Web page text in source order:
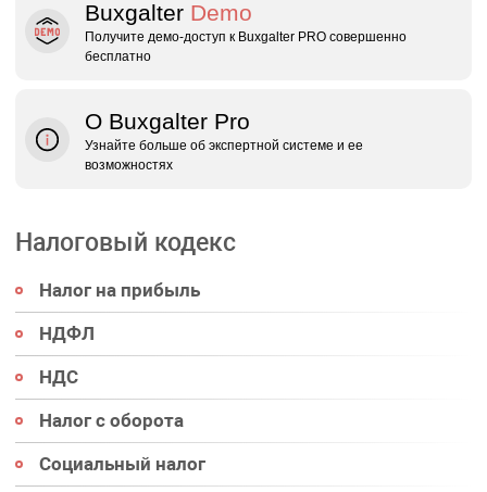
Buxgalter Demo
Получите демо‑доступ к Buxgalter PRO совершенно
бесплатно
О Buxgalter Pro
Узнайте больше об экспертной системе и ее
возможностях
Налоговый кодекс
Налог на прибыль
НДФЛ
НДС
Налог с оборота
Социальный налог